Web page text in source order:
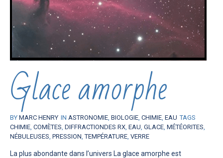
Glace amorphe
BY MARC HENRY IN ASTRONOMIE BIOLOGIE CHIMIE EAU TAGS
CHIMIE COMÈTES DIFFRACTIONDES RX EAU GLACE MÉTÉORITES
NÉBULEUSES PRESSION ,TEMPÉRATURE VERRE
La plus abondante dans l’univers La glace amorphe est